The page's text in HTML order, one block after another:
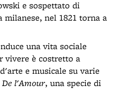
e sospettato di
nel 1821 torna a
una vita sociale
vivere è costretto a
e musicale su varie
De l'Amour, una specie di